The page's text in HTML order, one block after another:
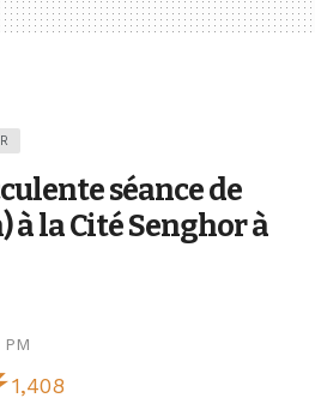
séance de
à la Cité Senghor à
1,408